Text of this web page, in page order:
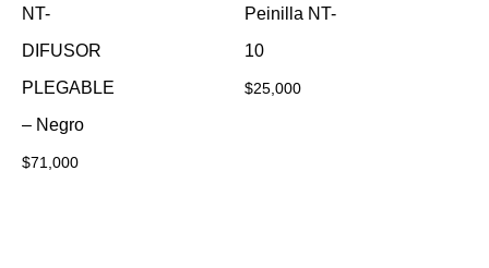
NT-
DIFUSOR
PLEGABLE
– Negro
$71,000
Peinilla NT-
10
$25,000